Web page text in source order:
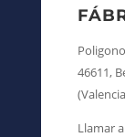
46611,
Llamar